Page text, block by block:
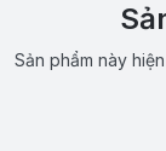
Sản phẩm này